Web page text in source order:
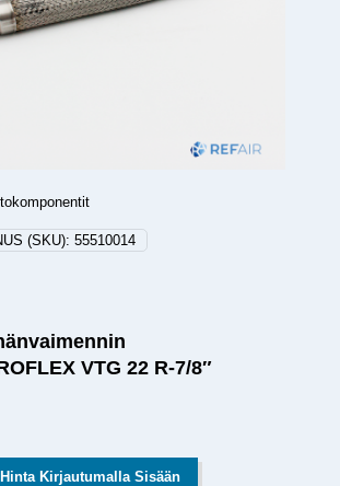
(SKU): 55510014
VTG 22 R-7/8″
Hinta Kirjautumalla Sisään